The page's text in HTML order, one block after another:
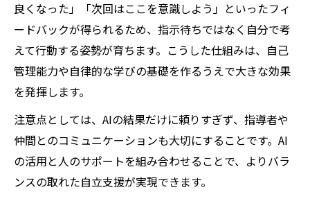
AIが体操教室での継続的成長を支える理由
動画解析を活かした体操教室の革新的メソッド
体操教室での動画解析AIによるフォーム改
善法
AIスマートコーチ活用で体操教室の動作比
較が進化
体操教室動画解析AIで個別指導が実現する
仕組み
動画解析AIが体操教室に与える新たな学習
良くなった」「次回はここを意識しよう」といったフィ
ードバックが得られるため、指示待ちではなく自分で考
えて行動する姿勢が育ちます。こうした仕組みは、自己
管理能力や自律的な学びの基礎を作るうえで大きな効果
を発揮します。
注意点としては、AIの結果だけに頼りすぎず、指導者や
仲間とのコミュニケーションも大切にすることです。AI
の活用と人のサポートを組み合わせることで、よりバラ
ンスの取れた自立支援が実現できます。